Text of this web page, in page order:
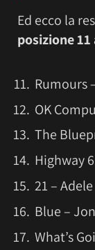
Ed ecco la
posizione 11
Rumours
OK
The
Highway
21 – Adele
Blue –
What’s